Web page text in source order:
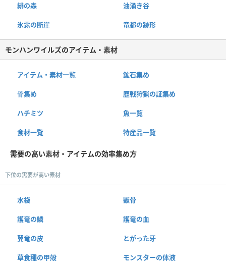
緋の森 油涌き谷
氷霧の断崖 竜都の跡形
モンハンワイルズのアイテム・素材
アイテム・素材一覧 鉱石集め
骨集め 歴戦狩猟の証集め
ハチミツ 魚一覧
食材一覧 特産品一覧
需要の高い素材・アイテムの効率集め方
下位の需要が高い素材
水袋 獣骨
護竜の鱗 護竜の血
翼竜の皮 とがった牙
草食種の甲殻 モンスターの体液